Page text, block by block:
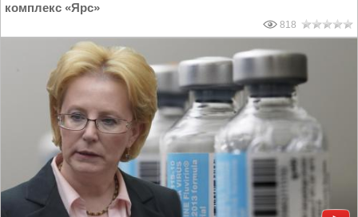
комплекс «Ярс»
818